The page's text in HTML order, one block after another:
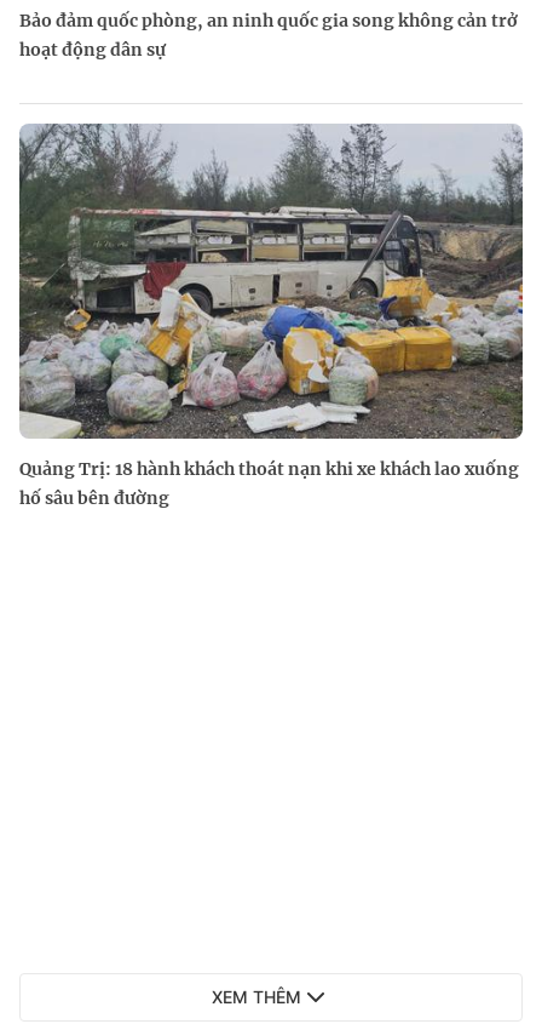
Bảo đảm quốc phòng, an ninh quốc gia song không cản trở
hoạt động dân sự
Quảng Trị: 18 hành khách thoát nạn khi xe khách lao xuống
hố sâu bên đường
XEM THÊM